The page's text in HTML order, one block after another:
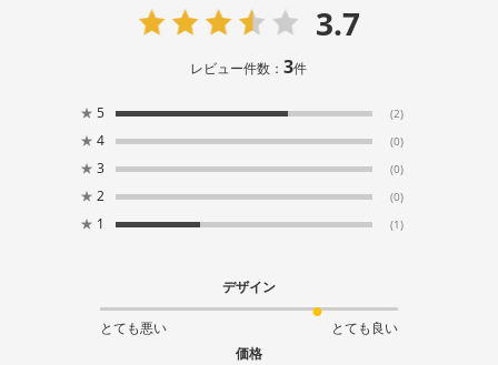
3.7
レビュー件数：3件
★ 5 (2)
★ 4 (0)
★ 3 (0)
★ 2 (0)
★ 1 (1)
デザイン
とても悪い
とても良い
価格